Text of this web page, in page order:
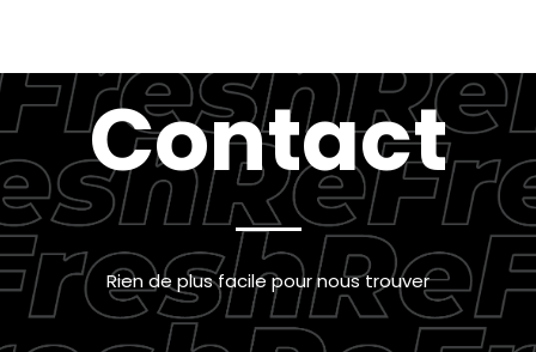
Contact
Rien de plus facile pour nous trouver